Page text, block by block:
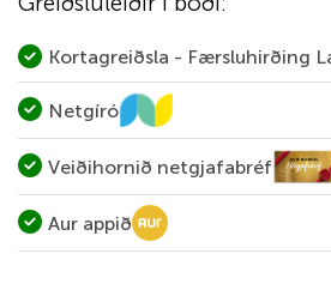
Kortagreiðsla - Færsluhirðing
Netgíró
Veiðihornið netgjafabréf
Aur appið